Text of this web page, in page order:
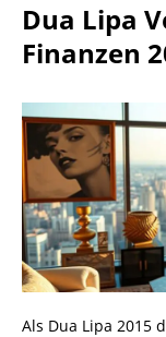
Dua Lipa
Finanzen
Als Dua Lipa 2015